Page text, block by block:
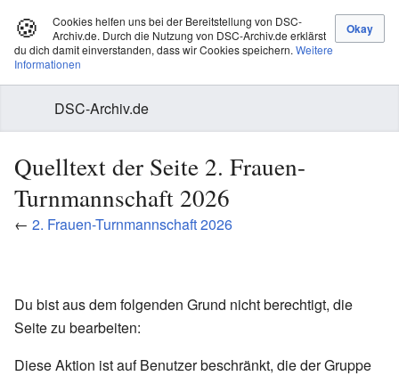
🍪
Cookies helfen uns bei der Bereitstellung von DSC-
Archiv.de. Durch die Nutzung von DSC-Archiv.de erklärst
du dich damit einverstanden, dass wir Cookies speichern. Weitere
Informationen
DSC-Archiv.de
Quelltext der Seite 2. Frauen-
Turnmannschaft 2026
← 2. Frauen-Turnmannschaft 2026
Du bist aus dem folgenden Grund nicht berechtigt, die
Seite zu bearbeiten:
Diese Aktion ist auf Benutzer beschränkt, die der Gruppe